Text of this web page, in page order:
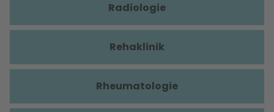
Radiologie
Rehaklinik
Rheumatologie